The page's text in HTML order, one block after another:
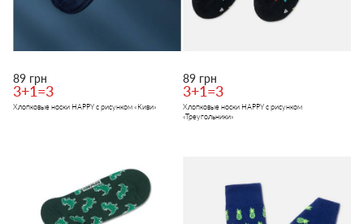
89 грн
3+1=3
Хлопковые носки HAPPY с рисунком «Киви»
89 грн
3+1=3
Хлопковые носки HAPPY с рисунком
«Треугольники»